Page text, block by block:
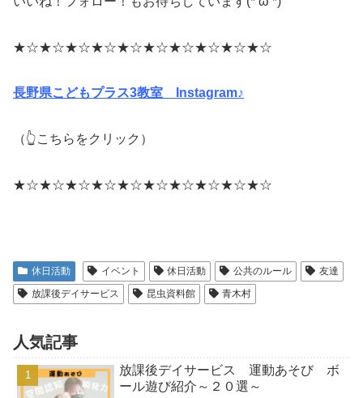
★☆★☆★☆★☆★☆★☆★☆★☆★☆★☆
長野県こどもプラス3教室 Instagram♪
（👆こちらをクリック）
★☆★☆★☆★☆★☆★☆★☆★☆★☆★☆
休日活動 イベント 休日活動 公共のルール
友達
放課後デイサービス
昆虫資料館 青木村
人気記事
放課後デイサービス 運動あそび ボ
ール遊び紹介～２０選～